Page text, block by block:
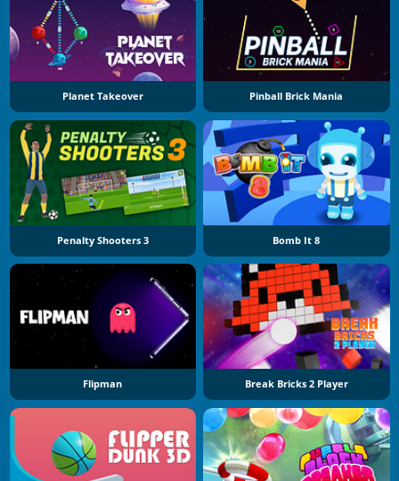
Planet Takeover Pinball Brick Mania
Penalty Shooters 3 Bomb It 8
Flipman Break Bricks 2 Player